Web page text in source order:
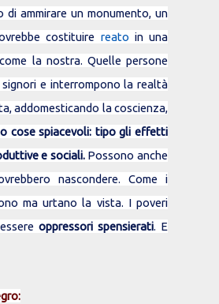
ammirare un monumento, un
costituire reato in una
la nostra. Quelle persone
e interrompono la realtà
addomesticando la coscienza,
cose spiacevoli: tipo gli effetti
e sociali.Possono anche
nascondere. Come i
ma urtano la vista. I poveri
oppressori spensierati. E